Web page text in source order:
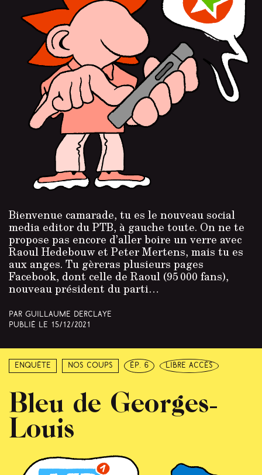
Bienvenue camarade, tu es le nouveau social
media editor du PTB, à gauche toute. On ne te
propose pas encore d’aller boire un verre avec
Raoul Hedebouw et Peter Mertens, mais tu es
aux anges. Tu gèreras plusieurs pages
Facebook, dont celle de Raoul (95 000 fans),
nouveau président du parti…
Par Guillaume Derclaye
Publié le 15/12/2021
Enquête Nos coups ép. 6 libre accès
Bleu de Georges-
Louis